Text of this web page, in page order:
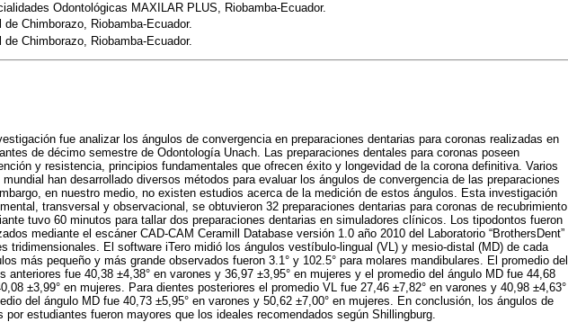
Odontológicas MAXILAR PLUS, Riobamba-Ecuador.
de Chimborazo, Riobamba-Ecuador.
Chimborazo, Riobamba-Ecuador.
fue analizar los ángulos de convergencia en preparaciones dentarias para coronas realizadas en
de décimo semestre de Odontología Unach. Las preparaciones dentales para coronas poseen
y resistencia, principios fundamentales que ofrecen éxito y longevidad de la corona definitiva. Varios
han desarrollado diversos métodos para evaluar los ángulos de convergencia de las preparaciones
en nuestro medio, no existen estudios acerca de la medición de estos ángulos. Esta investigación
transversal y observacional, se obtuvieron 32 preparaciones dentarias para coronas de recubrimiento
tuvo 60 minutos para tallar dos preparaciones dentarias en simuladores clínicos. Los tipodontos fueron
mediante el escáner CAD-CAM Ceramill Database versión 1.0 año 2010 del Laboratorio “BrothersDent”
tridimensionales. El software iTero midió los ángulos vestíbulo-lingual (VL) y mesio-distal (MD) de cada
más pequeño y más grande observados fueron 3.1° y 102.5° para molares mandibulares. El promedio del
anteriores fue 40,38 ±4,38° en varones y 36,97 ±3,95° en mujeres y el promedio del ángulo MD fue 44,68
±3,99° en mujeres. Para dientes posteriores el promedio VL fue 27,46 ±7,82° en varones y 40,98 ±4,63°
del ángulo MD fue 40,73 ±5,95° en varones y 50,62 ±7,00° en mujeres. En conclusión, los ángulos de
por estudiantes fueron mayores que los ideales recomendados según Shillingburg.